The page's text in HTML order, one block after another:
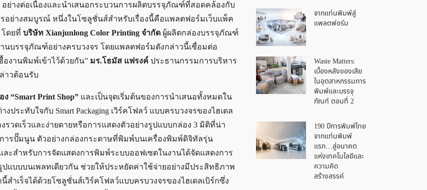
อย่างต่อเนื่องและนำเสนอกระบวนการผลิตบรรจุภัณฑ์ที่สอดคล้องกับ
อย่างสมบูรณ์ หนึ่งในโซลูชั่นส์สำหรับเรื่องนี้คือแพลตฟอร์มเว็บแพ็ค
โดยที่ บริษัท Xianjunlong Color Printing จำกัด ผู้ผลิตกล่องบรรจุภัณฑ์
นบรรจุภัณฑ์อย่างครบวงจร โดยแพลตฟอร์มดังกล่าวนี้เชื่อมต่อ
งานพิมพ์เข้าไว้ด้วยกัน” มร.โธมัส แฟรงค์ ประธานกรรมการบริหาร
าวต้อนรับ
“Smart Print Shop” และเป็นจุดเริ่มต้นของการนำเสนอทั้งหมดใน
ะทับใจกับ Smart Packaging เวิร์คโฟลว์ แบบครบวงจรของไฮเดล
วดเร็วและง่ายดายหรือการแสดงตัวอย่างรูปแบบกล่อง 3 มิติที่น่า
ารปั๊มนูน ตัวอย่างกล่องกระดาษที่พิมพ์บนเครื่องพิมพ์ดิจิทัลรุ่น
ละสำหรับการจัดแสดงการพิมพ์ระบบออฟเซตในงานได้จัดแสดงการ
แบบบนเพลทเดียวกัน ช่วยให้ประหยัดค่าใช้จ่ายอย่างมีประสิทธิภาพ
สำเร็จได้ด้วยโซลูชั่นส์เวิร์คโฟลว์แบบครบวงจรของไฮเดลเบิร์กซึ่ง
จากแท่นพิมพ์สู่
แพลตฟอร์ม
Waste Matters:
เบื้องหลังของเสีย
ในอุตสาหกรรมการ
พิมพ์และบรรจุ
ภัณฑ์ ตอนที่ 2
190 ปีการพิมพ์ไทย
จากแท่นพิมพ์
แรก…สู่อนาคต
แห่งเทคโนโลยีและ
ความคิด
สร้างสรรค์